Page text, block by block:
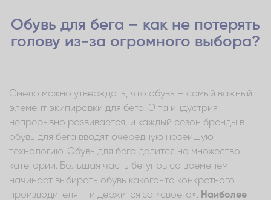
Обувь для бега – как не потерять
голову из-за огромного выбора?
Смело можно утверждать, что обувь – самый важный
элемент экипировки для бега. Э та индустрия
непрерывно развивается, и каждый сезон бренды в
обувь для бега вводят очередную новейшую
технологию. Обувь для бега делится на множество
категорий. Большая часть бегунов со временем
начинает выбирать обувь какого-то конкретного
производителя – и держится за «своего». Наиболее